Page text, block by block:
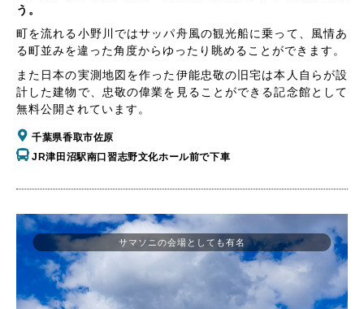
う。
町を流れる小野川ではサッパ舟風の観光船に乗って、風情あ
る町並みを違った角度からゆったり眺めることができます。
また日本の実測地図を作った伊能忠敬の旧宅は本人自らが設
計した建物で、忠敬の偉業を見ることができる記念館として
無料公開されています。
千葉県香取市佐原
JR津田沼駅南口習志野文化ホール前で下車
サマソニの会場としても有名